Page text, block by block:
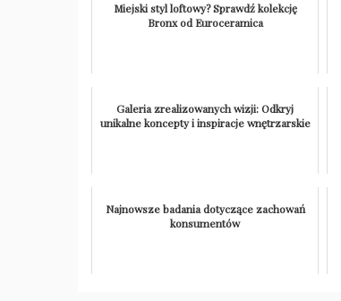
Miejski styl loftowy? Sprawdź kolekcję
Bronx od Euroceramica
Galeria zrealizowanych wizji: Odkryj
unikalne koncepty i inspiracje wnętrzarskie
Najnowsze badania dotyczące zachowań
konsumentów